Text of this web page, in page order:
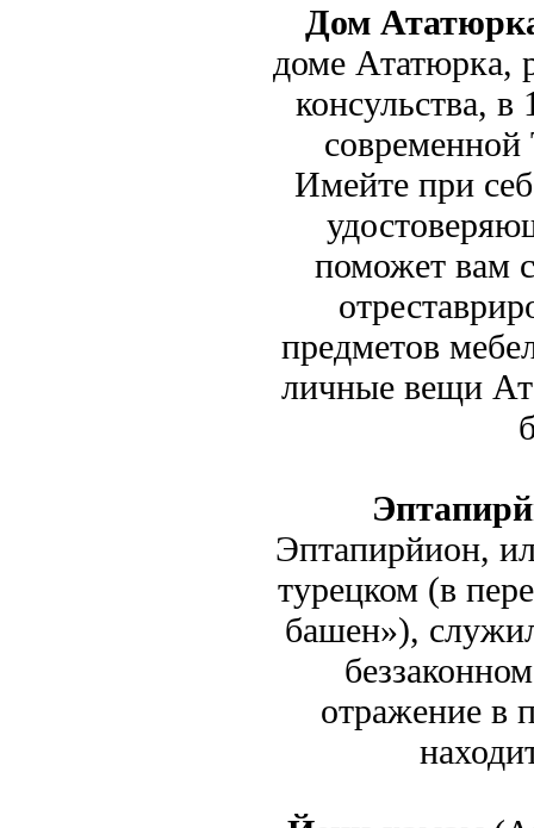
Дом
доме Ататюрка,
консульства, в
Имейте при
поможет вам
предметов
личные вещи
Эптапирйион,
турецком (в
башен»),
отражение в